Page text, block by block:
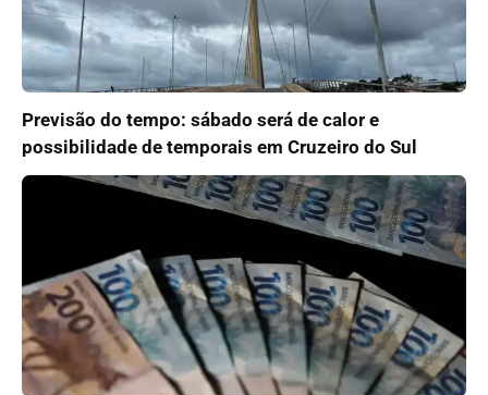
Previsão do tempo: sábado será de calor e
possibilidade de temporais em Cruzeiro do Sul